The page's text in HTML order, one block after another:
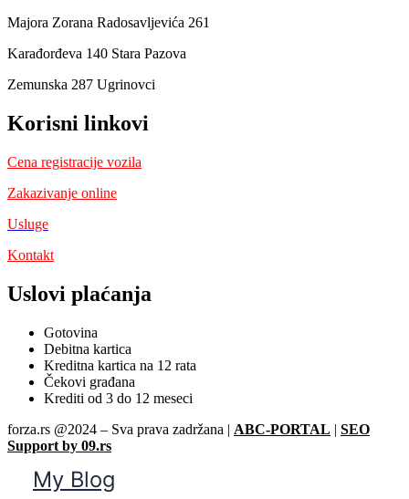
Majora Zorana Radosavljevića 261
Karađorđeva 140 Stara Pazova
Zemunska 287 Ugrinovci
Korisni linkovi
Cena registracije vozila
Zakazivanje online
Usluge
Kontakt
Uslovi plaćanja
Gotovina
Debitna kartica
Kreditna kartica na 12 rata
Čekovi građana
Krediti od 3 do 12 meseci
forza.rs @2024 – Sva prava zadržana | ABC-PORTAL | SEO
Support by 09.rs